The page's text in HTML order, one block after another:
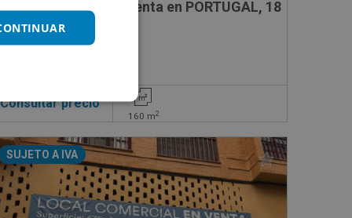
Comercial en venta en PORTUGAL, 18
Consultar precio
160 m2
SUJETO A IVA